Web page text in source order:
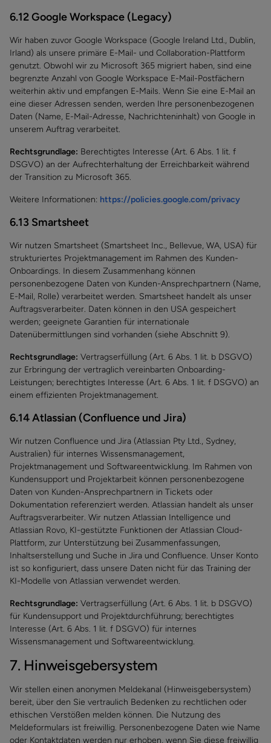
6.12 Google Workspace (Legacy)
Wir haben zuvor Google Workspace (Google Ireland Ltd., Dublin,
Irland) als unsere primäre E-Mail- und Collaboration-Plattform
genutzt. Obwohl wir zu Microsoft 365 migriert haben, sind eine
begrenzte Anzahl von Google Workspace E-Mail-Postfächern
weiterhin aktiv und empfangen E-Mails. Wenn Sie eine E-Mail an
eine dieser Adressen senden, werden Ihre personenbezogenen
Daten (Name, E-Mail-Adresse, Nachrichteninhalt) von Google in
unserem Auftrag verarbeitet.
Rechtsgrundlage: Berechtigtes Interesse (Art. 6 Abs. 1 lit. f
DSGVO) an der Aufrechterhaltung der Erreichbarkeit während
der Transition zu Microsoft 365.
Weitere Informationen: https://policies.google.com/privacy
6.13 Smartsheet
Wir nutzen Smartsheet (Smartsheet Inc., Bellevue, WA, USA) für
strukturiertes Projektmanagement im Rahmen des Kunden-
Onboardings. In diesem Zusammenhang können
personenbezogene Daten von Kunden-Ansprechpartnern (Name,
E-Mail, Rolle) verarbeitet werden. Smartsheet handelt als unser
Auftragsverarbeiter. Daten können in den USA gespeichert
werden; geeignete Garantien für internationale
Datenübermittlungen sind vorhanden (siehe Abschnitt 9).
Rechtsgrundlage: Vertragserfüllung (Art. 6 Abs. 1 lit. b DSGVO)
zur Erbringung der vertraglich vereinbarten Onboarding-
Leistungen; berechtigtes Interesse (Art. 6 Abs. 1 lit. f DSGVO) an
einem effizienten Projektmanagement.
6.14 Atlassian (Confluence und Jira)
Wir nutzen Confluence und Jira (Atlassian Pty Ltd., Sydney,
Australien) für internes Wissensmanagement,
Projektmanagement und Softwareentwicklung. Im Rahmen von
Kundensupport und Projektarbeit können personenbezogene
Daten von Kunden-Ansprechpartnern in Tickets oder
Dokumentation referenziert werden. Atlassian handelt als unser
Auftragsverarbeiter. Wir nutzen Atlassian Intelligence und
Atlassian Rovo, KI-gestützte Funktionen der Atlassian Cloud-
Plattform, zur Unterstützung bei Zusammenfassungen,
Inhaltserstellung und Suche in Jira und Confluence. Unser Konto
ist so konfiguriert, dass unsere Daten nicht für das Training der
KI-Modelle von Atlassian verwendet werden.
Rechtsgrundlage: Vertragserfüllung (Art. 6 Abs. 1 lit. b DSGVO)
für Kundensupport und Projektdurchführung; berechtigtes
Interesse (Art. 6 Abs. 1 lit. f DSGVO) für internes
Wissensmanagement und Softwareentwicklung.
7. Hinweisgebersystem
Wir stellen einen anonymen Meldekanal (Hinweisgebersystem)
bereit, über den Sie vertraulich Bedenken zu rechtlichen oder
ethischen Verstößen melden können. Die Nutzung des
Meldeformulars ist freiwillig. Personenbezogene Daten wie Name
oder Kontaktdaten werden nur erhoben, wenn Sie diese freiwillig